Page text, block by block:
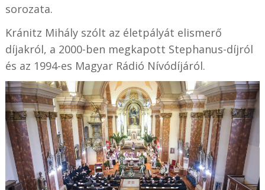
sorozata.
Kránitz Mihály szólt az életpályát elismerő
díjakról, a 2000-ben megkapott Stephanus-díjról
és az 1994-es Magyar Rádió Nívódíjáról.